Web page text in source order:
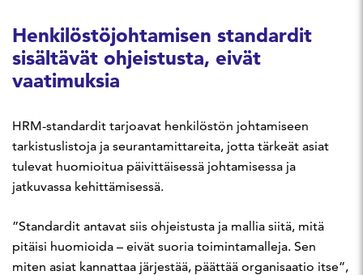
Henkilöstöjohtamisen standardit
sisältävät ohjeistusta, eivät
vaatimuksia
HRM-standardit tarjoavat henkilöstön johtamiseen
tarkistuslistoja ja seurantamittareita, jotta tärkeät asiat
tulevat huomioitua päivittäisessä johtamisessa ja
jatkuvassa kehittämisessä.
”Standardit antavat siis ohjeistusta ja mallia siitä, mitä
pitäisi huomioida – eivät suoria toimintamalleja. Sen
miten asiat kannattaa järjestää, päättää organisaatio itse”,